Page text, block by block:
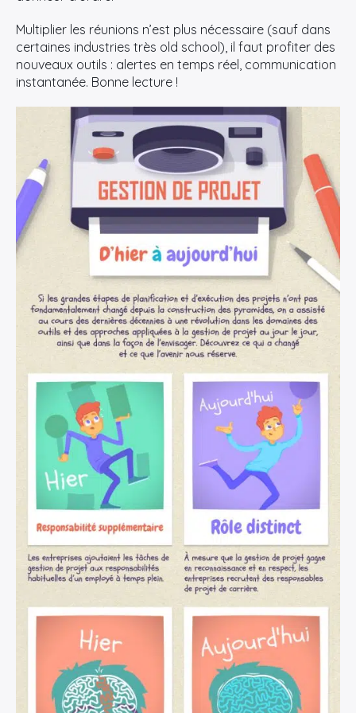
Multiplier les réunions n’est plus nécessaire (sauf dans
certaines industries très old school), il faut profiter des
nouveaux outils : alertes en temps réel, communication
instantanée. Bonne lecture !